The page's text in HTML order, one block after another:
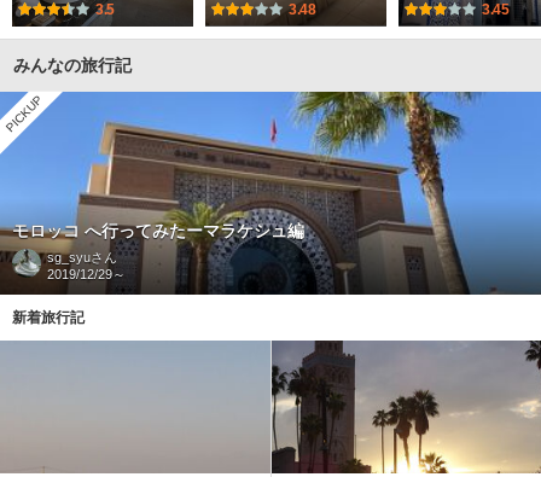
3.5 3.48 3.45
みんなの旅行記
PICKUP
モロッコ へ行ってみたーマラケシュ編
sg_syuさん
2019/12/29～
新着旅行記